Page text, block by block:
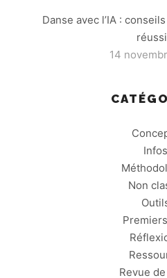
Danse avec l’IA :
réussi
14
Infos
Non
Revue